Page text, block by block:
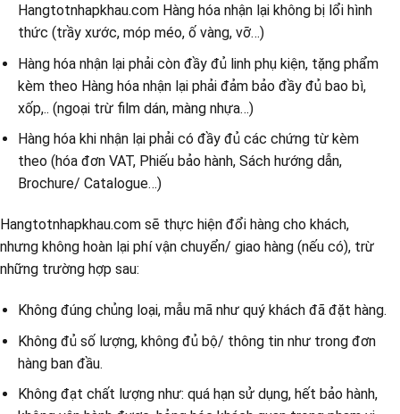
Hangtotnhapkhau.com Hàng hóa nhận lại không bị lổi hình
thức (trầy xước, móp méo, ố vàng, vỡ…)
Hàng hóa nhận lại phải còn đầy đủ linh phụ kiện, tặng phẩm
kèm theo Hàng hóa nhận lại phải đảm bảo đầy đủ bao bì,
xốp,.. (ngoại trừ film dán, màng nhựa…)
Hàng hóa khi nhận lại phải có đầy đủ các chứng từ kèm
theo (hóa đơn VAT, Phiếu bảo hành, Sách hướng dẫn,
Brochure/ Catalogue…)
Hangtotnhapkhau.com sẽ thực hiện đổi hàng cho khách,
nhưng không hoàn lại phí vận chuyển/ giao hàng (nếu có), trừ
những trường hợp sau:
Không đúng chủng loại, mẫu mã như quý khách đã đặt hàng.
Không đủ số lượng, không đủ bộ/ thông tin như trong đơn
hàng ban đầu.
Không đạt chất lượng như: quá hạn sử dụng, hết bảo hành,